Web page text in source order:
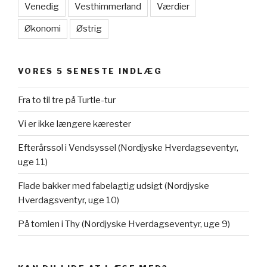
Venedig Vesthimmerland Værdier
Økonomi Østrig
VORES 5 SENESTE INDLÆG
Fra to til tre på Turtle-tur
Vi er ikke længere kærester
Efterårssol i Vendsyssel (Nordjyske Hverdagseventyr,
uge 11)
Flade bakker med fabelagtig udsigt (Nordjyske
Hverdagsventyr, uge 10)
På tomlen i Thy (Nordjyske Hverdagseventyr, uge 9)